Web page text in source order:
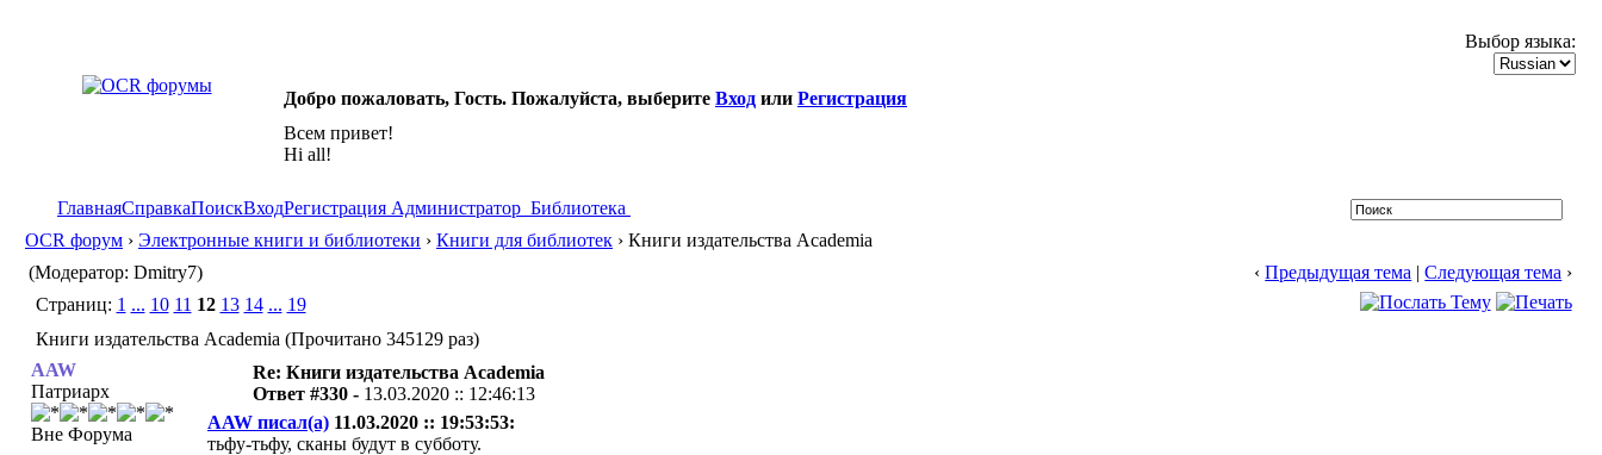
Выбор языка:
Добро пожаловать, Гость. Пожалуйста, выберите Вход или Регистрация
Всем привет!
Hi all!
ГлавнаяСправкаПоискВходРегистрация Администратор Библиотека
OCR форум › Электронные книги и библиотеки › Книги для библиотек › Книги издательства Academia
(Модератор: Dmitry7)
‹Предыдущая тема |Следующая тема ›
Страниц: 1 ... 10 11 12 13 14 ... 19
Книги издательства Academia (Прочитано 345129 раз)
AAW
Патриарх
Вне Форума
Re: Книги издательства Academia
Ответ #330 - 13.03.2020 :: 12:46:13
AAW писал(а)11.03.2020 :: 19:53:53:
тьфу-тьфу, сканы будут в субботу.